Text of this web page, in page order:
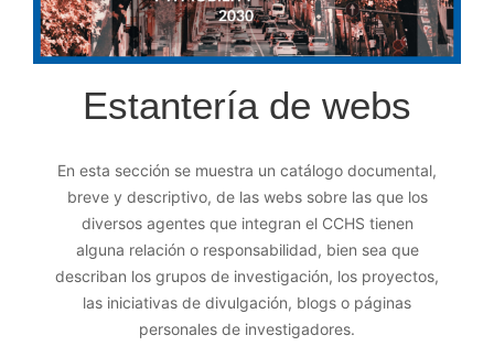
Estantería de webs
En esta sección se muestra un catálogo documental,
breve y descriptivo, de las webs sobre las que los
diversos agentes que integran el CCHS tienen
alguna relación o responsabilidad, bien sea que
describan los grupos de investigación, los proyectos,
las iniciativas de divulgación, blogs o páginas
personales de investigadores.